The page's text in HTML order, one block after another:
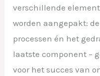
verschillende
worden aangepakt:
processen én het
laatste component –
voor het succes van